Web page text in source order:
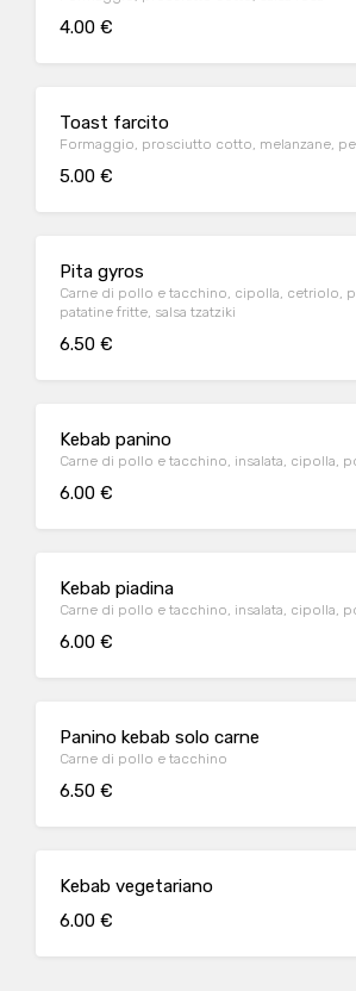
4.00 €
Toast farcito
Formaggio, prosciutto cotto, melanzane,
5.00 €
Pita gyros
Carne di pollo e tacchino, cipolla, cetriolo,
patatine fritte, salsa tzatziki
6.50 €
Kebab panino
Carne di pollo e tacchino, insalata, cipolla,
6.00 €
Kebab piadina
Carne di pollo e tacchino, insalata, cipolla,
6.00 €
Panino kebab solo carne
Carne di pollo e tacchino
6.50 €
Kebab vegetariano
6.00 €